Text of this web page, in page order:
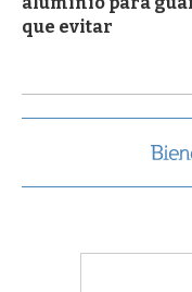
que evitar